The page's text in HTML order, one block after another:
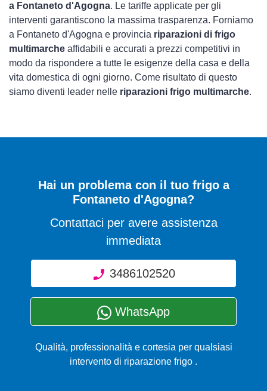
a Fontaneto d'Agogna. Le tariffe applicate per gli
interventi garantiscono la massima trasparenza. Forniamo
a Fontaneto d'Agogna e provincia riparazioni di frigo
multimarche affidabili e accurati a prezzi competitivi in
modo da rispondere a tutte le esigenze della casa e della
vita domestica di ogni giorno. Come risultato di questo
siamo diventi leader nelle riparazioni frigo multimarche.
Hai un problema con il tuo frigo a
Fontaneto d'Agogna?
Contattaci per avere assistenza
immediata
3486102520
WhatsApp
Qualità, professionalità e cortesia per qualsiasi
intervento di riparazione frigo .